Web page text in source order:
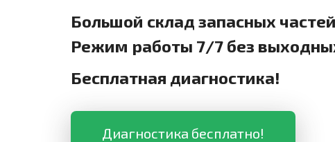
Большой склад запасных
Режим работы 7/7 без
Бесплатная диагностика!
Диагностика бесплатно!